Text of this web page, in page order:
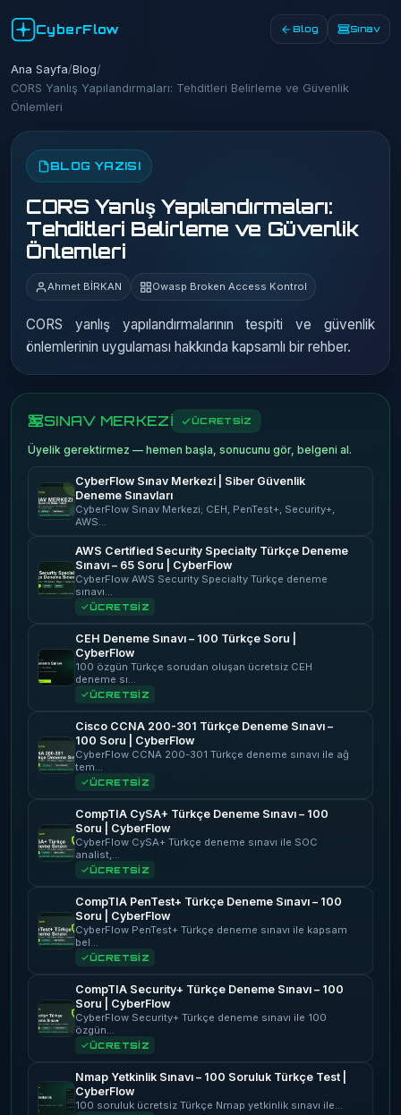
CyberFlow Blog Sınav
Ana Sayfa/Blog/
CORS Yanlış Yapılandırmaları: Tehditleri Belirleme ve Güvenlik
Önlemleri
BLOG YAZISI
CORS Yanlış Yapılandırmaları:
Tehditleri Belirleme ve Güvenlik
Önlemleri
Ahmet BİRKAN Owasp Broken Access Kontrol
CORS yanlış yapılandırmalarının tespiti ve güvenlik
önlemlerinin uygulaması hakkında kapsamlı bir rehber.
SINAV MERKEZİ ÜCRETSİZ
Üyelik gerektirmez — hemen başla, sonucunu gör, belgeni al.
CyberFlow Sınav Merkezi | Siber Güvenlik
Deneme Sınavları
CyberFlow Sınav Merkezi; CEH, PenTest+, Security+,
AWS…
AWS Certified Security Specialty Türkçe Deneme
Sınavı – 65 Soru | CyberFlow
CyberFlow AWS Security Specialty Türkçe deneme
sınavı…
ÜCRETSİZ
CEH Deneme Sınavı – 100 Türkçe Soru |
CyberFlow
100 özgün Türkçe sorudan oluşan ücretsiz CEH
deneme sı…
ÜCRETSİZ
Cisco CCNA 200-301 Türkçe Deneme Sınavı –
100 Soru | CyberFlow
CyberFlow CCNA 200-301 Türkçe deneme sınavı ile ağ
tem…
ÜCRETSİZ
CompTIA CySA+ Türkçe Deneme Sınavı – 100
Soru | CyberFlow
CyberFlow CySA+ Türkçe deneme sınavı ile SOC
analist,…
ÜCRETSİZ
CompTIA PenTest+ Türkçe Deneme Sınavı – 100
Soru | CyberFlow
CyberFlow PenTest+ Türkçe deneme sınavı ile kapsam
bel…
ÜCRETSİZ
CompTIA Security+ Türkçe Deneme Sınavı – 100
Soru | CyberFlow
CyberFlow Security+ Türkçe deneme sınavı ile 100
özgün…
ÜCRETSİZ
Nmap Yetkinlik Sınavı – 100 Soruluk Türkçe Test |
CyberFlow
100 soruluk ücretsiz Türkçe Nmap yetkinlik sınavı ile…